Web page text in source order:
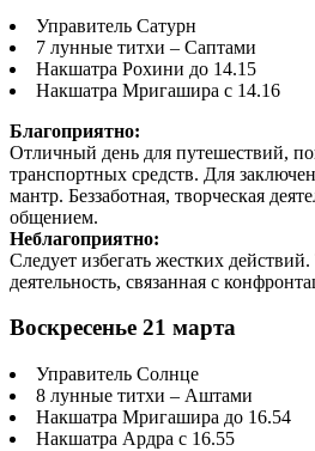
Управитель Сатурн
7 лунные титхи – Саптами
Накшатра Рохини до 14.15
Накшатра Мригашира с 14.16
Благоприятно:
Отличный день для путешествий,
транспортных средств. Для
мантр. Беззаботная, творческая
общением.
Неблагоприятно:
Следует избегать жестких действий.
деятельность, связанная с
Воскресенье 21 марта
Управитель Солнце
8 лунные титхи – Аштами
Накшатра Мригашира до 16.54
Накшатра Ардра с 16.55